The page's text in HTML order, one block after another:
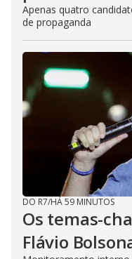
Apenas quatro
de propaganda
DO R7/HÁ 59 MINUTOS
Os temas-
Flávio